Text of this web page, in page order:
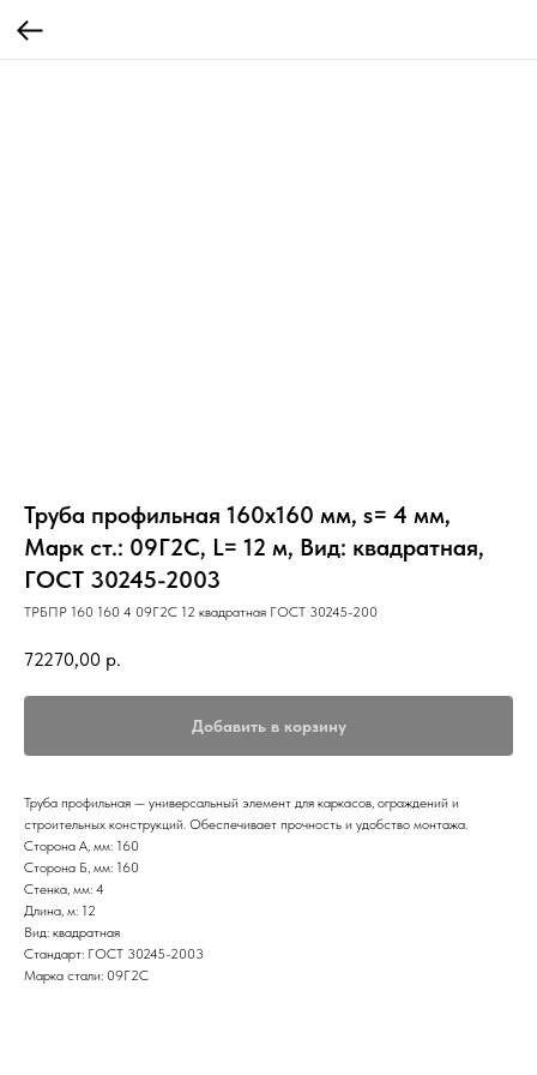
Труба профильная 160х160 мм, s= 4 мм,
Марк ст.: 09Г2С, L= 12 м, Вид: квадратная,
ГОСТ 30245-2003
ТРБПР 160 160 4 09Г2С 12 квадратная ГОСТ 30245-200
72270,00 р.
Добавить в корзину
Труба профильная — универсальный элемент для каркасов, ограждений и
строительных конструкций. Обеспечивает прочность и удобство монтажа.
Сторона А, мм: 160
Сторона Б, мм: 160
Стенка, мм: 4
Длина, м: 12
Вид: квадратная
Стандарт: ГОСТ 30245-2003
Марка стали: 09Г2С